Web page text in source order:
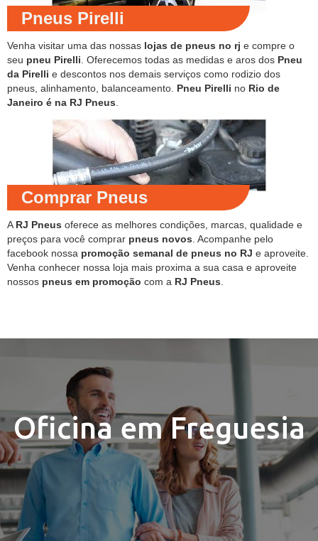
Pneus Pirelli
Venha visitar uma das nossas lojas de pneus no rj e compre o
seu pneu Pirelli . Oferecemos todas as medidas e aros dos Pneu
da Pirelli e descontos nos demais serviços como rodizio dos
pneus, alinhamento, balanceamento. Pneu Pirelli no Rio de
Janeiro é na RJ Pneus
Comprar Pneus
A RJ Pneus oferece as melhores condições, marcas, qualidade e
preços para você comprar pneus novos . Acompanhe pelo
facebook nossa promoção semanal de pneus no RJ e aproveite.
Venha conhecer nossa loja mais proxima a sua casa e aproveite
nossos pneus em promoção com a RJ Pneus
Oficina em Freguesia